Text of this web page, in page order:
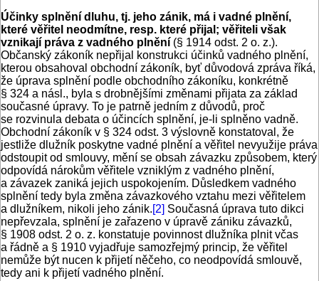
Účinky splnění dluhu, tj. jeho zánik, má i vadné plnění,
které věřitel neodmítne, resp. které přijal; věřiteli však
vznikají práva z vadného plnění (§ 1914 odst. 2 o. z.).
Občanský zákoník nepřijal konstrukci účinků vadného plnění,
kterou obsahoval obchodní zákoník, byť důvodová zpráva říká,
že úprava splnění podle obchodního zákoníku, konkrétně
§ 324 a násl., byla s drobnějšími změnami přijata za základ
současné úpravy. To je patrně jedním z důvodů, proč
se rozvinula debata o účincích splnění, je-li splněno vadně.
Obchodní zákoník v § 324 odst. 3 výslovně konstatoval, že
jestliže dlužník poskytne vadné plnění a věřitel nevyužije práva
odstoupit od smlouvy, mění se obsah závazku způsobem, který
odpovídá nárokům věřitele vzniklým z vadného plnění,
a závazek zaniká jejich uspokojením. Důsledkem vadného
splnění tedy byla změna závazkového vztahu mezi věřitelem
a dlužníkem, nikoli jeho zánik.[2] Současná úprava tuto dikci
nepřevzala, splnění je zařazeno v úpravě zániku závazků,
§ 1908 odst. 2 o. z. konstatuje povinnost dlužníka plnit včas
a řádně a § 1910 vyjadřuje samozřejmý princip, že věřitel
nemůže být nucen k přijetí něčeho, co neodpovídá smlouvě,
tedy ani k přijetí vadného plnění.